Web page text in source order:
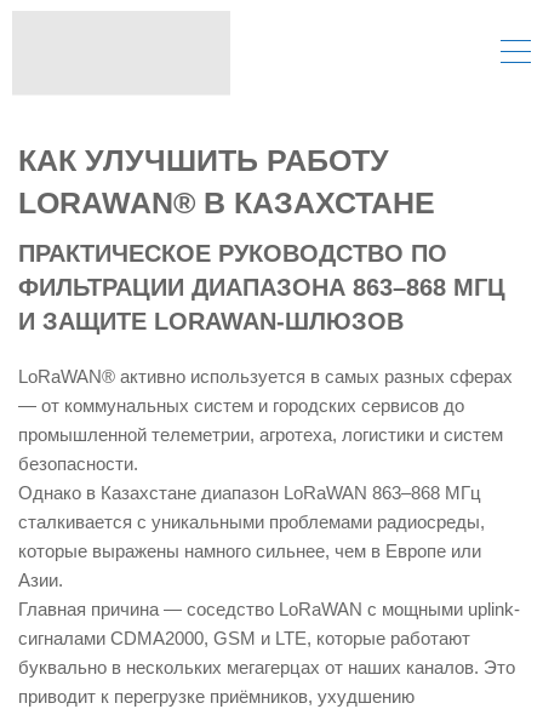
КАК УЛУЧШИТЬ РАБОТУ
LORAWAN® В КАЗАХСТАНЕ
ПРАКТИЧЕСКОЕ РУКОВОДСТВО ПО
ФИЛЬТРАЦИИ ДИАПАЗОНА 863–868 МГЦ
И ЗАЩИТЕ LORAWAN-ШЛЮЗОВ
LoRaWAN® активно используется в самых разных сферах
— от коммунальных систем и городских сервисов до
промышленной телеметрии, агротеха, логистики и систем
безопасности.
Однако в Казахстане диапазон LoRaWAN 863–868 МГц
сталкивается с уникальными проблемами радиосреды,
которые выражены намного сильнее, чем в Европе или
Азии.
Главная причина — соседство LoRaWAN с мощными uplink-
сигналами CDMA2000, GSM и LTE, которые работают
буквально в нескольких мегагерцах от наших каналов. Это
приводит к перегрузке приёмников, ухудшению